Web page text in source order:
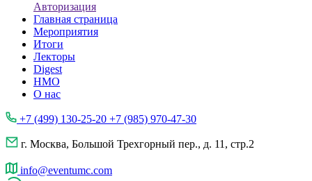
Авторизация
Главная страница
Мероприятия
Итоги
Лекторы
Digest
НМО
О нас
+7 (499) 130-25-20 +7 (985) 970-47-30
г. Москва, Большой Трехгорный пер., д. 11, стр.2
info@eventumc.com